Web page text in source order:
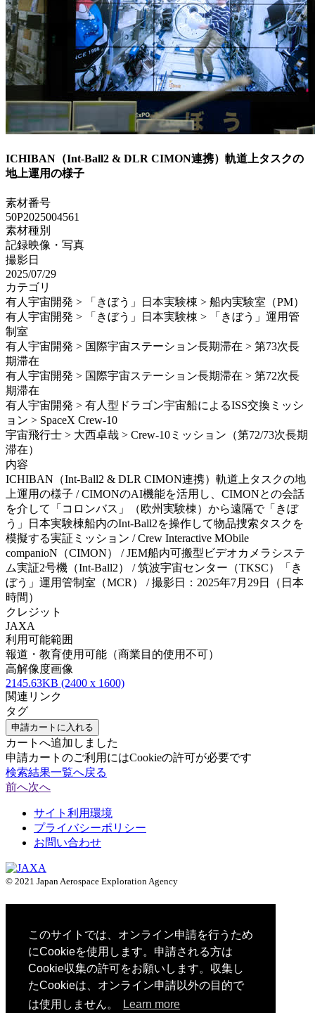
このサイトでは、オンライン申請を行うため
にCookieを使用します。申請される方は
Cookie収集の許可をお願いします。収集し
たCookieは、オンライン申請以外の目的で
は使用しません。
Learn more
ICHIBAN（Int-Ball2 & DLR CIMON連携）軌道上タスクの
地上運用の様子
素材番号
50P2025004561
素材種別
記録映像・写真
撮影日
2025/07/29
カテゴリ
有人宇宙開発 > 「きぼう」日本実験棟 > 船内実験室（PM）
有人宇宙開発 > 「きぼう」日本実験棟 > 「きぼう」運用管
制室
有人宇宙開発 > 国際宇宙ステーション長期滞在 > 第73次長
期滞在
有人宇宙開発 > 国際宇宙ステーション長期滞在 > 第72次長
期滞在
有人宇宙開発 > 有人型ドラゴン宇宙船によるISS交換ミッシ
ョン > SpaceX Crew-10
宇宙飛行士 > 大西卓哉 > Crew-10ミッション（第72/73次長期
滞在）
内容
ICHIBAN（Int-Ball2 & DLR CIMON連携）軌道上タスクの地
上運用の様子 / CIMONのAI機能を活用し、CIMONとの会話
を介して「コロンバス」（欧州実験棟）から遠隔で「きぼ
う」日本実験棟船内のInt-Ball2を操作して物品捜索タスクを
模擬する実証ミッション / Crew Interactive MObile
companioN（CIMON） / JEM船内可搬型ビデオカメラシステ
ム実証2号機（Int-Ball2） / 筑波宇宙センター（TKSC）「き
ぼう」運用管制室（MCR） / 撮影日：2025年7月29日（日本
時間）
クレジット
JAXA
利用可能範囲
報道・教育使用可能（商業目的使用不可）
高解像度画像
2145.63KB (2400 x 1600)
関連リンク
タグ
申請カートに入れる
カートへ追加しました
申請カートのご利用にはCookieの許可が必要です
検索結果一覧へ戻る
前へ次へ
サイト利用環境
プライバシーポリシー
お問い合わせ
© 2021 Japan Aerospace Exploration Agency